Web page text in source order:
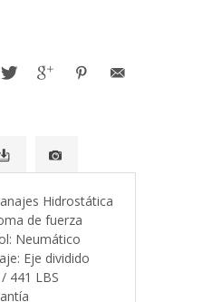
Hidrostática
de fuerza
Neumático
Eje dividido
441 LBS